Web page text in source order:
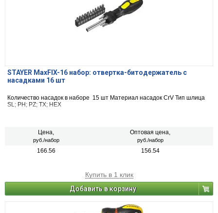
STAYER MaxFIX-16 набор: отвертка-битодержатель с
насадками 16 шт
Количество насадок в наборе 15 шт Материал насадок CrV Тип шлица
SL; PH; PZ; TX; HEX
Цена,
руб./набор
Оптовая цена,
руб./набор
166.56 156.54
Купить в 1 клик
Добавить в корзину